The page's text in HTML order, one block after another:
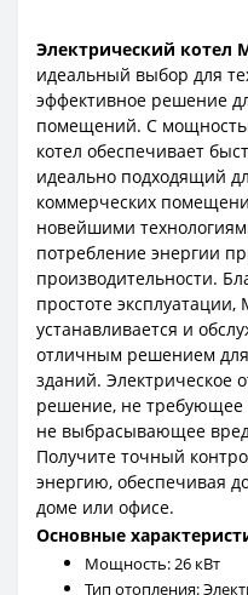
Электрический котел
идеальный выбор для
эффективное решение
помещений. С
котел обеспечивает
идеально подходящий
коммерческих
новейшими
потребление энергии
производительности.
простоте эксплуатации,
устанавливается и
отличным решением
зданий. Электрическое
решение, не требующее
не выбрасывающее
Получите точный
энергию, обеспечивая
доме или офисе.
Основные
Мощность: 26 кВт
Тип отопления: